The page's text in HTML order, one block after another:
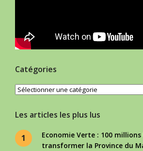
Catégories
Catégories
Les articles les plus lus
1
Economie Verte : 100 millions
transformer la Province du